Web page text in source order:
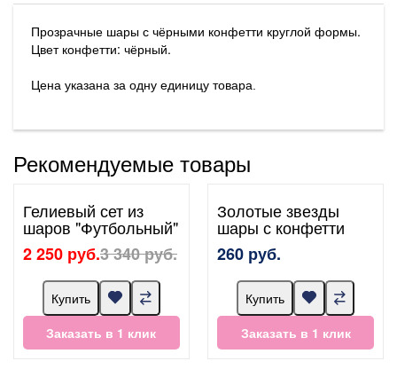
Прозрачные шары с чёрными конфетти круглой формы.
Цвет конфетти: чёрный.
Цена указана за одну единицу товара.
Рекомендуемые товары
Гелиевый сет из
шаров "Футбольный"
2 250 руб.3 340 руб.
Купить
Заказать в 1 клик
Золотые звезды
шары с конфетти
260 руб.
Купить
Заказать в 1 клик